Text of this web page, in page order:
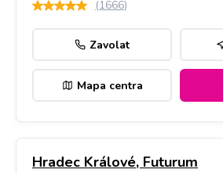
(1666)
Zavolat
Mapa centra
Hradec Králové, Futurum